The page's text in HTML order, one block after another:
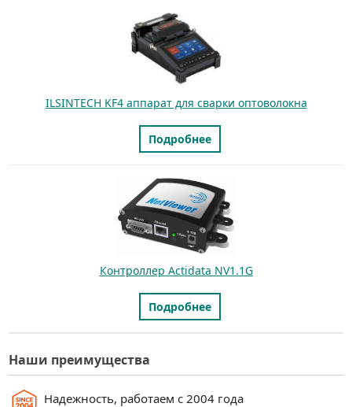
Наши преимущества
Надежность, работаем с 2004 года
ILSINTECH KF4 аппарат для сварки оптоволокна
Подробнее
Контроллер Actidata NV1.1G
Подробнее